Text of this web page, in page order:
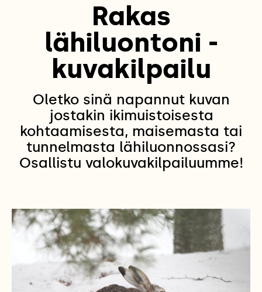
Rakas
lähiluontoni -
kuvakilpailu
Oletko sinä napannut kuvan
jostakin ikimuistoisesta
kohtaamisesta, maisemasta tai
tunnelmasta lähiluonnossasi?
Osallistu valokuvakilpailuumme!